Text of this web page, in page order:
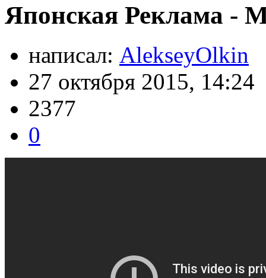
Японская Реклама -
написал: AlekseyOlkin
27 октября 2015, 14:24
2377
0